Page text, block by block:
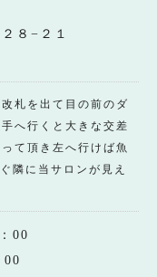
８−２１
札を出て目の前のダ
へ行くと大きな交差
て頂き左へ行けば魚
隣に当サロンが見え
00